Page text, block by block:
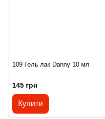
109 Гель лак Danny 10 мл
145 грн
Купити